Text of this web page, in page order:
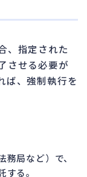
、指定された
させる必要が
ば、強制執行を
局など）で、
る。